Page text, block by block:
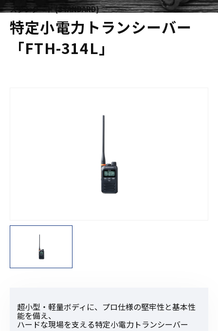
スタンダード (STANDARD)
特定小電力トランシーバー
「FTH-314L」
超小型・軽量ボディに、プロ仕様の堅牢性と基本性
能を備え、
ハードな現場を支える特定小電力トランシーバー